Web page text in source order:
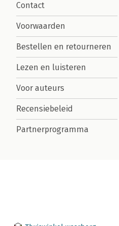
Contact
Voorwaarden
Bestellen en retourneren
Lezen en luisteren
Voor auteurs
Recensiebeleid
Partnerprogramma